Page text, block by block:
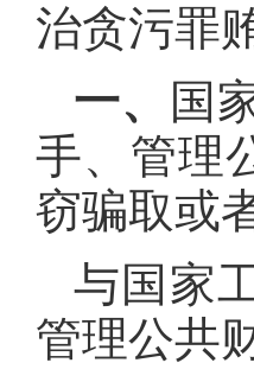
治贪污罪
一、
国
手、管理
窃骗取或
与国家
管理公共